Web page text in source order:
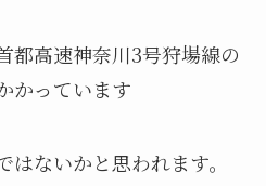
都高速神奈川3号狩場線の
かっています
ないかと思われます。